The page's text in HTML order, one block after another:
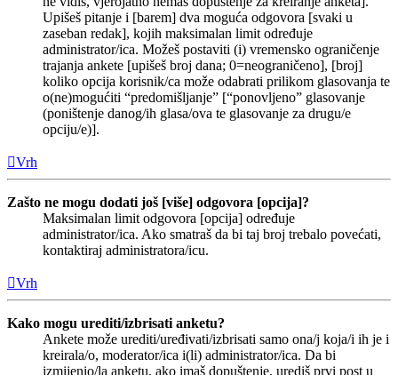
Upišeš pitanje i [barem] dva moguća odgovora [svaki u
zaseban redak], kojih maksimalan limit određuje
administrator/ica. Možeš postaviti (i) vremensko ograničenje
trajanja ankete [upišeš broj dana; 0=neograničeno], [broj]
koliko opcija korisnik/ca može odabrati prilikom glasovanja te
o(ne)mogućiti “predomišljanje” [“ponovljeno” glasovanje
(poništenje danog/ih glasa/ova te glasovanje za drugu/e
opciju/e)].
Vrh
Zašto ne mogu dodati još [više] odgovora [opcija]?
Maksimalan limit odgovora [opcija] određuje
administrator/ica. Ako smatraš da bi taj broj trebalo povećati,
kontaktiraj administratora/icu.
Vrh
Kako mogu urediti/izbrisati anketu?
Ankete može urediti/uređivati/izbrisati samo ona/j koja/i ih je i
kreirala/o, moderator/ica i(li) administrator/ica. Da bi
izmijenio/la anketu, ako imaš dopuštenje, urediš prvi post u